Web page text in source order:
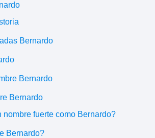
Bernardo
Bernardo
Bernardo
fuerte como Bernardo?
Bernardo?